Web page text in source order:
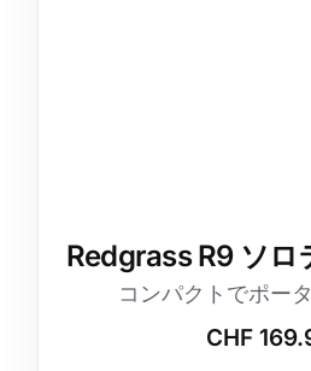
Redgrass R9 ソ
コンパクトでポー
CHF